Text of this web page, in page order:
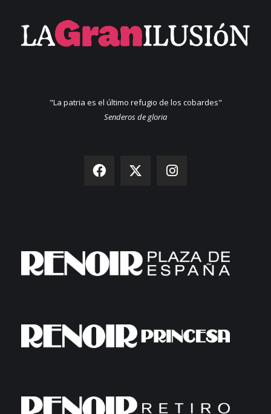
"La patria es el último refugio de los cobardes"
Senderos de gloria